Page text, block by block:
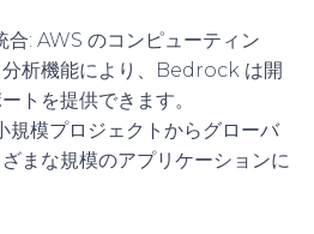
合: AWS のコンピューティン
析機能により、Bedrock は開
トを提供できます。
規模プロジェクトからグローバ
まな規模のアプリケーションに